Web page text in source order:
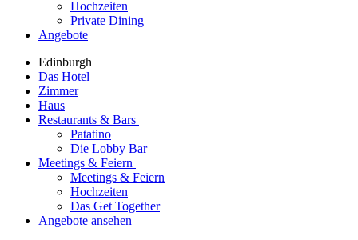
Hochzeiten
Private Dining
Angebote
Edinburgh
Das Hotel
Zimmer
Haus
Restaurants & Bars
Patatino
Die Lobby Bar
Meetings & Feiern
Meetings & Feiern
Hochzeiten
Das Get Together
Angebote ansehen